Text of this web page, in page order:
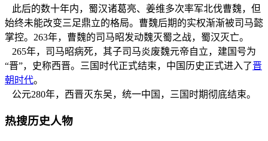
此后的数十年内，蜀汉诸葛亮、姜维多次率军北伐曹魏，但
始终未能改变三足鼎立的格局。曹魏后期的实权渐渐被司马懿
掌控。263年，曹魏的司马昭发动魏灭蜀之战，蜀汉灭亡。
265年，司马昭病死，其子司马炎废魏元帝自立，建国号为
“晋”，史称西晋。三国时代正式结束，中国历史正式进入了晋
朝时代。
公元280年，西晋灭东吴，统一中国，三国时期彻底结束。
热搜历史人物